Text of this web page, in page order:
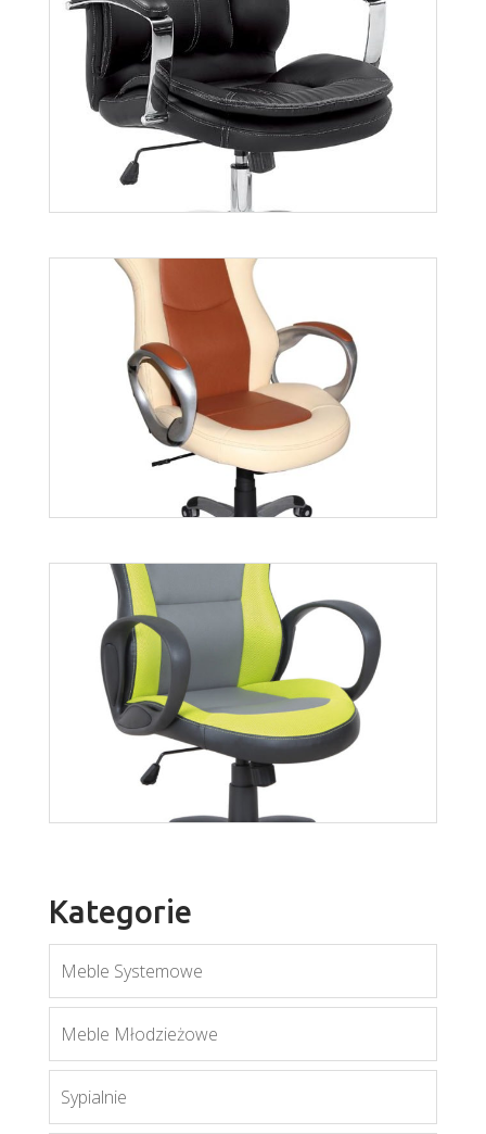
Leon
Więcej
Trajan
Więcej
Kategorie
Meble Systemowe
Meble Młodzieżowe
Sypialnie